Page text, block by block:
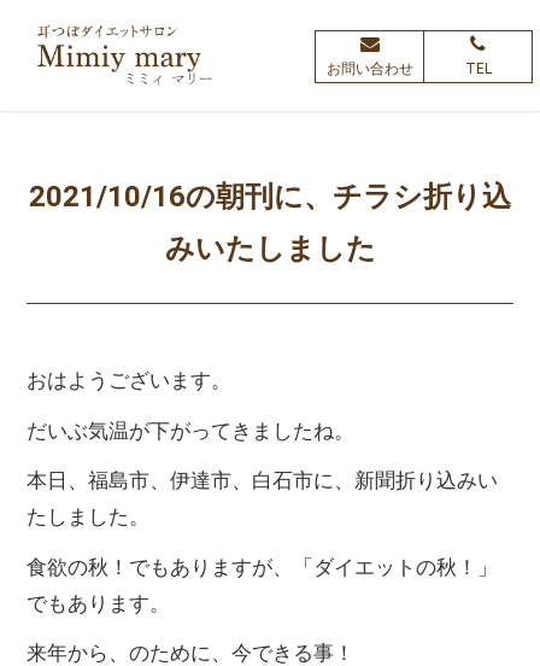
お問い合わせ TEL
2021/10/16の朝刊に、チラシ折り込
みいたしました
おはようございます。
だいぶ気温が下がってきましたね。
本日、福島市、伊達市、白石市に、新聞折り込みい
たしました。
食欲の秋！でもありますが、「ダイエットの秋！」
でもあります。
来年から、のために、今できる事！